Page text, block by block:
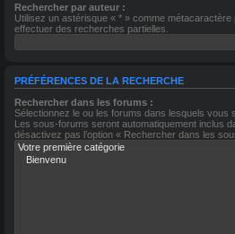
Rechercher par auteur :
Utilisez un astérisque « * » comme
effectuer des recherches partielles.
PRÉFÉRENCES DE LA RECHERCHE
Rechercher dans les forums :
Sélectionnez le ou les forums dans lesquels vous
Les sous-forums seront automatiquement inclus
désactivez pas l’option « Rechercher dans les